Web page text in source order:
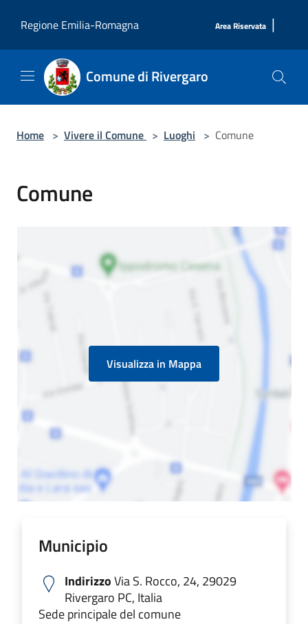
Regione Emilia-Romagna
Area Riservata |
Comune di Rivergaro
Home > Vivere il Comune > Luoghi > Comune
Comune
Visualizza in Mappa
Municipio
IndirizzoVia S. Rocco, 24, 29029
Rivergaro PC, Italia
Sede principale del comune